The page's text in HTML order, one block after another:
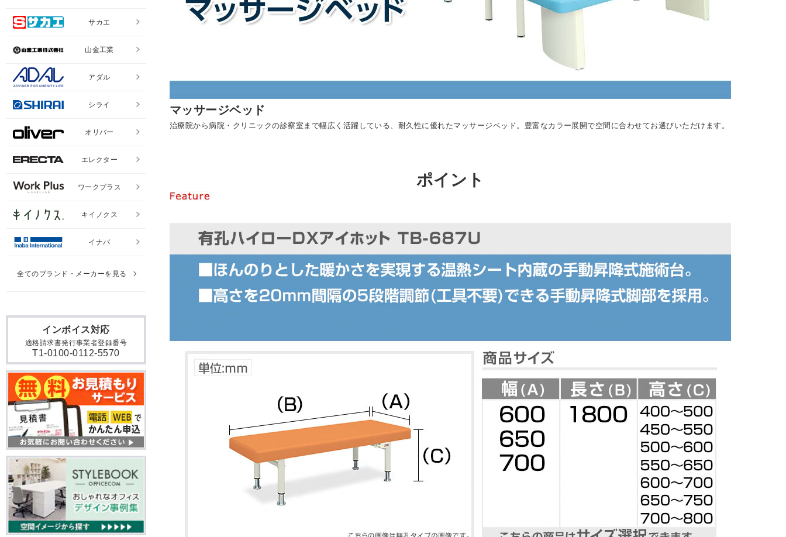
マッサージベッド
治療院から病院・クリニックの診察室まで幅広く活躍している、耐久性に優れたマッサージベッド。豊富なカラー展開で空間に合わせてお選びいただけます。
ポイント
インボイス対応
適格請求書発行事業者登録番号
T1-0100-0112-5570
サカエ
山金工業
アダル
シライ
オリバー
エレクター
ワークプラス
キイノクス
イナバ
全てのブランド・メーカーを見る